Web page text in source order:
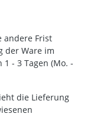
andere Frist
der Ware im
- 3 Tagen (Mo. -
die Lieferung